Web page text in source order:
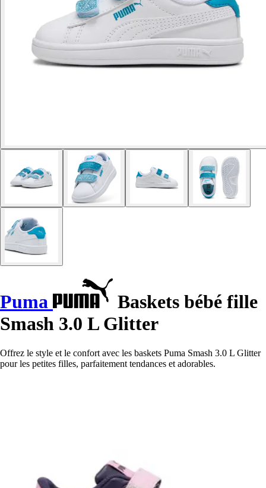
Puma
Baskets bébé fille
Smash 3.0 L Glitter
Offrez le style et le confort avec les baskets Puma Smash 3.0 L Glitter
pour les petites filles, parfaitement tendances et adorables.